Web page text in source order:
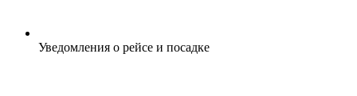
Уведомления о рейсе и посадке